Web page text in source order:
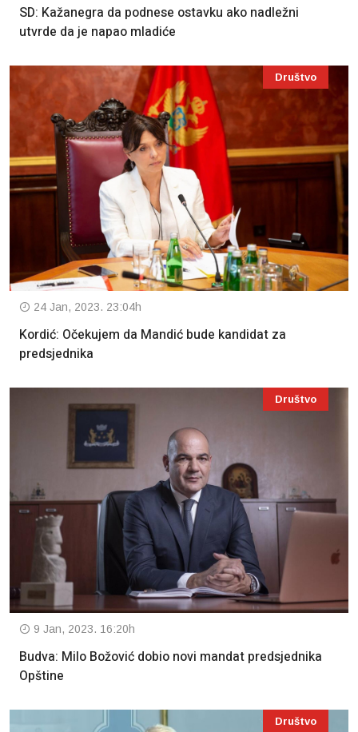
SD: Kažanegra da podnese ostavku ako nadležni
utvrde da je napao mladiće
Društvo
24 Jan, 2023. 23:04h
Kordić: Očekujem da Mandić bude kandidat za
predsjednika
Društvo
9 Jan, 2023. 16:20h
Budva: Milo Božović dobio novi mandat predsjednika
Opštine
Društvo